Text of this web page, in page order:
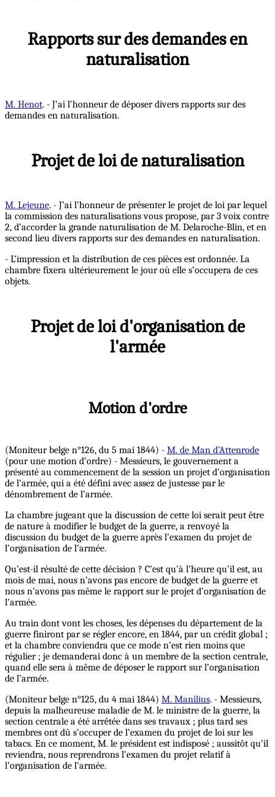
Rapports sur des demandes en
naturalisation
M. Henot. - J’ai l’honneur de déposer divers rapports sur des
demandes en naturalisation.
Projet de loi de naturalisation
M. Lejeune. - J’ai l’honneur de présenter le projet de loi par lequel
la commission des naturalisations vous propose, par 3 voix contre
2, d’accorder la grande naturalisation de M. Delaroche-Blin, et en
second lieu divers rapports sur des demandes en naturalisation.
- L’impression et la distribution de ces pièces est ordonnée. La
chambre fixera ultérieurement le jour où elle s’occupera de ces
objets.
Projet de loi d'organisation de
l'armée
Motion d'ordre
(Moniteur belge n°126, du 5 mai 1844) - M. de Man d’Attenrode
(pour une motion d’ordre) - Messieurs, le gouvernement a
présenté au commencement de la session un projet d’organisation
de l’armée, qui a été défini avec assez de justesse par le
dénombrement de l’armée.
La chambre jugeant que la discussion de cette loi serait peut être
de nature à modifier le budget de la guerre, a renvoyé la
discussion du budget de la guerre après l’examen du projet de
l’organisation de l’armée.
Qu’est-il résulté de cette décision ? C’est qu’à l’heure qu’il est, au
mois de mai, nous n’avons pas encore de budget de la guerre et
nous n’avons pas même le rapport sur le projet d’organisation de
l’armée.
Au train dont vont les choses, les dépenses du département de la
guerre finiront par se régler encore, en 1844, par un crédit global ;
et la chambre conviendra que ce mode n’est rien moins que
régulier ; je demanderai donc à un membre de la section centrale,
quand elle sera à même de déposer le rapport sur l’organisation
de l’armée.
(Moniteur belge n°125, du 4 mai 1844) M. Manilius. - Messieurs,
depuis la malheureuse maladie de M. le ministre de la guerre, la
section centrale a été arrêtée dans ses travaux ; plus tard ses
membres ont dû s’occuper de l’examen du projet de loi sur les
tabacs. En ce moment, M. le président est indisposé ; aussitôt qu’il
reviendra, nous reprendrons l’examen du projet relatif à
l’organisation de l’armée.